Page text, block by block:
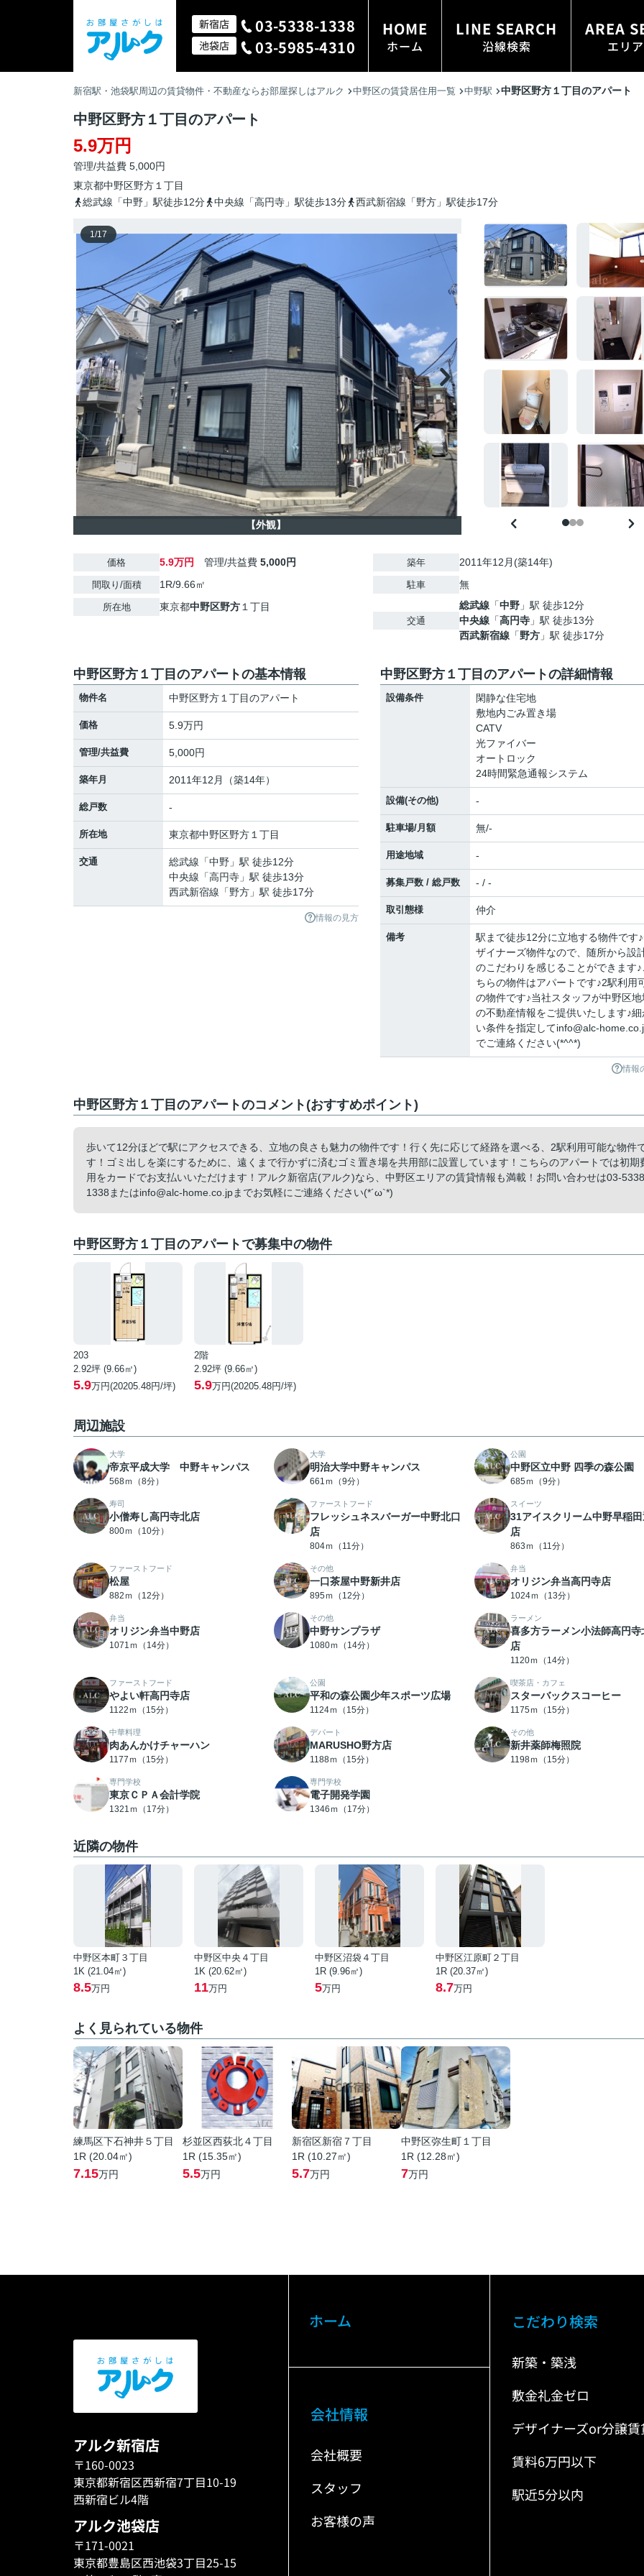
新宿店 03-5338-1338
池袋店 03-5985-4310
HOME
ホーム
LINE SEARCH
沿線検索
AREA
エリ
新宿駅・池袋駅周辺の賃貸物件・不動産ならお部屋探しはアルク 中野区の賃貸居住用一覧 中野駅 中野区野方１丁目のアパート
中野区野方１丁目のアパート
5.9万円
管理/共益費 5,000円
東京都中野区野方 １丁目
総武線「中野」駅徒歩12分
中央線「高円寺」駅徒歩13分 西武新宿線「野方」駅徒歩17分
1/17
【外観】
価格 5.9万円 管理/共益費 5,000円
間取り/面積 1R/9.66㎡
所在地 東京都中野区野方 １丁目
築年 2011年12月(築14年)
駐車 無
交通
総武線 「中野 」駅 徒歩12分
中央線 「高円寺 」駅 徒歩13分
西武新宿線 「野方 」駅 徒歩17分
中野区野方１丁目のアパートの基本情報
物件名 中野区野方１丁目のアパート
価格 5.9万円
管理/共益費 5,000円
築年月 2011年12月（築14年）
総戸数 -
所在地 東京都中野区野方 １丁目
交通 総武線 「中野 」駅 徒歩12分
中央線 「高円寺 」駅 徒歩13分
西武新宿線 「野方 」駅 徒歩17分
情報の見方
中野区野方１丁目のアパートの詳細情報
設備条件
閑静な住宅地
敷地内ごみ置き場
CATV
光ファイバー
オートロック
24時間緊急通報システム
設備(その他) -
駐車場/月額 無/-
用途地域 -
募集戸数 / 総戸数 - / -
取引態様 仲介
備考
駅まで徒歩12分に立地する物件です
ザイナーズ物件なので、随所から設
のこだわりを感じることができます♪
ちらの物件はアパートです♪2駅利用
の物件です♪当社スタッフが中野区地
の不動産情報をご提供いたします♪細
い条件を指定してinfo@alc-
でご連絡ください(*^^*)
情報
中野区野方１丁目のアパートのコメント(おすすめポイント)
歩いて12分ほどで駅にアクセスできる、立地の良さも魅力の物件です！行く先に応じて経路を選べる、2駅利用可能な物件
す！ゴミ出しを楽にするために、遠くまで行かずに済むゴミ置き場を共用部に設置しています！こちらのアパートでは初期
用をカードでお支払いいただけます！アルク新宿店(アルク)なら、中野区エリアの賃貸情報も満載！お問い合わせは03-
1338またはinfo@alc-home.co.jpまでお気軽にご連絡ください(*´ω`*)
中野区野方１丁目のアパートで募集中の物件
203
2.92坪 (9.66㎡)
5.9万円(20205.48円/坪)
2階
2.92坪 (9.66㎡)
5.9万円(20205.48円/坪)
周辺施設
大学
帝京平成大学 中野キャンパス
568ｍ（8分）
大学
明治大学中野キャンパス
661ｍ（9分）
公園
中野区立中野 四季の森公園
685ｍ（9分）
寿司
小僧寿し高円寺北店
800ｍ（10分）
ファーストフード
フレッシュネスバーガー中野北口
店
804ｍ（11分）
スイーツ
31アイスクリーム中野早稲
店
863ｍ（11分）
ファーストフード
松屋
882ｍ（12分）
その他
一口茶屋中野新井店
895ｍ（12分）
弁当
オリジン弁当高円寺店
1024ｍ（13分）
弁当
オリジン弁当中野店
1071ｍ（14分）
その他
中野サンプラザ
1080ｍ（14分）
ラーメン
喜多方ラーメン小法師高円寺
店
1120ｍ（14分）
ファーストフード
やよい軒高円寺店
1122ｍ（15分）
公園
平和の森公園少年スポーツ広場
1124ｍ（15分）
喫茶店・カフェ
スターバックスコーヒー
1175ｍ（15分）
中華料理
肉あんかけチャーハン
1177ｍ（15分）
デパート
MARUSHO野方店
1188ｍ（15分）
その他
新井薬師梅照院
1198ｍ（15分）
専門学校
東京ＣＰＡ会計学院
1321ｍ（17分）
専門学校
電子開発学園
1346ｍ（17分）
近隣の物件
中野区本町３丁目
1K (21.04㎡)
8.5万円
中野区中央４丁目
1K (20.62㎡)
11万円
中野区沼袋４丁目
1R (9.96㎡)
5万円
中野区江原町２丁目
1R (20.37㎡)
8.7万円
よく見られている物件
練馬区下石神井５丁目
1R (20.04㎡)
7.15万円
杉並区西荻北４丁目
1R (15.35㎡)
5.5万円
新宿区新宿７丁目
1R (10.27㎡)
5.7万円
中野区弥生町１丁目
1R (12.28㎡)
7万円
アルク新宿店
〒160-0023
東京都新宿区西新宿7丁目10-19
西新宿ビル4階
アルク池袋店
〒171-0021
東京都豊島区西池袋3丁目25-15
ホーム
会社情報
会社概要
スタッフ
お客様の声
こだわり検索
新築・築浅
敷金礼金ゼロ
デザイナーズor分譲賃
賃料6万円以下
駅近5分以内